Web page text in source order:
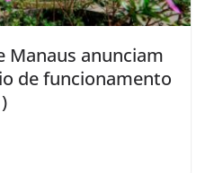
Manaus anunciam
de funcionamento